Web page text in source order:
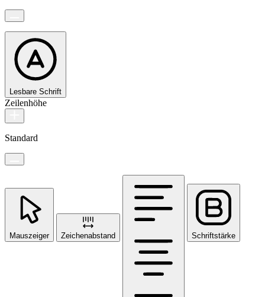
Lesbare Schrift
Zeilenhöhe
Standard
Mauszeiger Zeichenabstand Schriftstärke